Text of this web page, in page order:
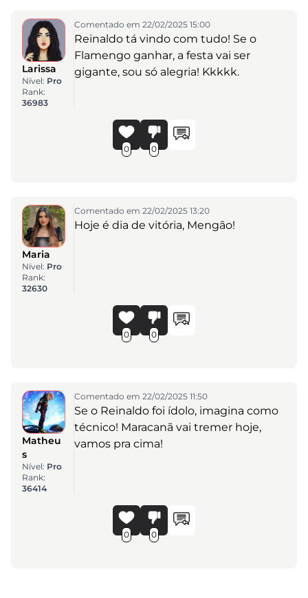
Larissa
Nível: Pro
Rank:
36983
Comentado em 22/02/2025 15:00
Reinaldo tá vindo com tudo! Se o
Flamengo ganhar, a festa vai ser
gigante, sou só alegria! Kkkkk.
0 0
Maria
Nível: Pro
Rank:
32630
Comentado em 22/02/2025 13:20
Hoje é dia de vitória, Mengão!
0 0
Matheu
s
Nível: Pro
Rank:
36414
Comentado em 22/02/2025 11:50
Se o Reinaldo foi ídolo, imagina como
técnico! Maracanã vai tremer hoje,
vamos pra cima!
0 0